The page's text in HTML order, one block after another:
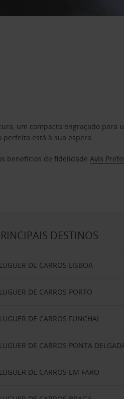
um compacto engraçado para
está à sua espera.
benefícios de fidelidadeAvis
DESTINOS
DE CARROS LISBOA
DE CARROS PORTO
DE CARROS FUNCHAL
DE CARROS PONTA
DE CARROS EM FARO